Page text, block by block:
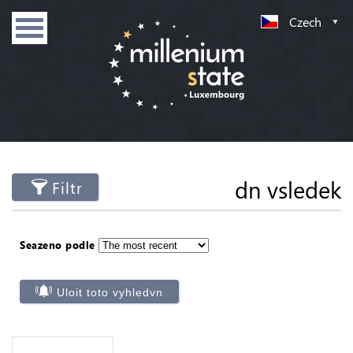
Czech
Filtr dn vsledek
Seazeno podle
Uloit toto vyhledvn